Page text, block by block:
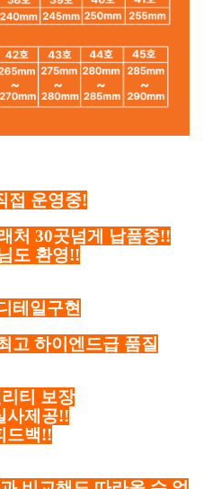
접 운영중!
처 30곳넘게 납품중!!
도 환영!!
테일구현
고 하이엔드급 품질
티 보장
사제공!!
드백!!